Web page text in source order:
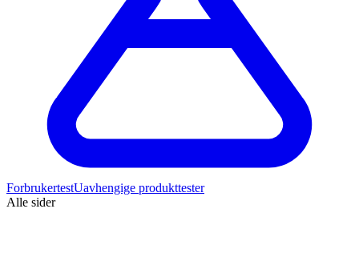
ForbrukertestUavhengige produkttester
Alle sider